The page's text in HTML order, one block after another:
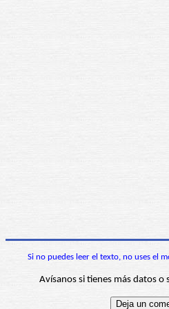
Si no puedes leer el texto, no uses el
Avísanos si tienes más datos o